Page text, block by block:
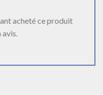
acheté ce produit